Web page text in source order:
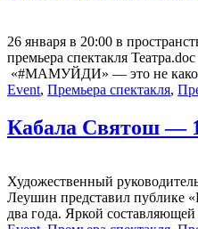
26 января в 20:00 в
премьера спектакля
«#МАМУЙДИ» — это не
Event, Премьера спектакля,
Кабала Святош —
Художественный
Леушин представил публике
два года. Яркой составляющей